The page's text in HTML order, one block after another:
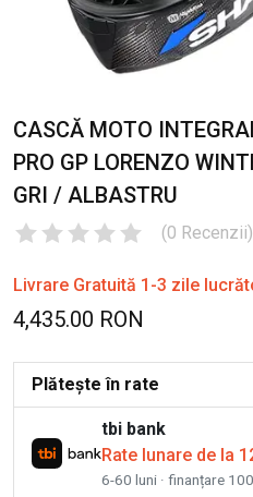
CASCĂ MOTO
PRO GP LORENZO
GRI / ALBASTRU
(0 Recenzii)
Livrare Gratuită 1-3 zile
4,435.00 RON
Plătește în rate
tbi bank
Rate lunare de la
6-60 luni · finanțare